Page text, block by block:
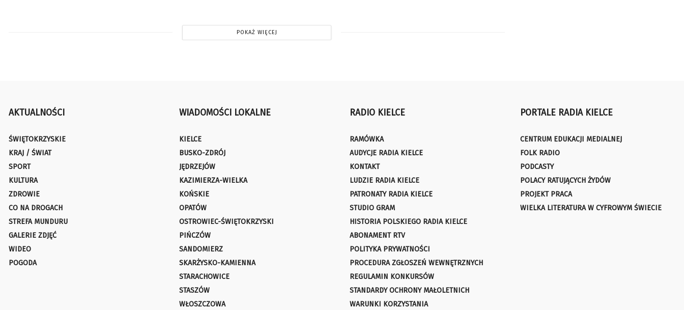
POKAŻ WIĘCEJ
AKTUALNOŚCI
ŚWIĘTOKRZYSKIE
KRAJ / ŚWIAT
SPORT
KULTURA
ZDROWIE
CO NA DROGACH
STREFA MUNDURU
GALERIE ZDJĘĆ
WIDEO
POGODA
WIADOMOŚCI LOKALNE
KIELCE
BUSKO-ZDRÓJ
JĘDRZEJÓW
KAZIMIERZA-WIELKA
KOŃSKIE
OPATÓW
OSTROWIEC-ŚWIĘTOKRZYSKI
PIŃCZÓW
SANDOMIERZ
SKARŻYSKO-KAMIENNA
STARACHOWICE
STASZÓW
WŁOSZCZOWA
RADIO KIELCE
RAMÓWKA
AUDYCJE RADIA KIELCE
KONTAKT
LUDZIE RADIA KIELCE
PATRONATY RADIA KIELCE
STUDIO GRAM
HISTORIA POLSKIEGO RADIA KIELCE
ABONAMENT RTV
POLITYKA PRYWATNOŚCI
PROCEDURA ZGŁOSZEŃ WEWNĘTRZNYCH
REGULAMIN KONKURSÓW
STANDARDY OCHRONY MAŁOLETNICH
WARUNKI KORZYSTANIA
PORTALE RADIA KIELCE
CENTRUM EDUKACJI MEDIALNEJ
FOLK RADIO
PODCASTY
POLACY RATUJĄCYCH ŻYDÓW
PROJEKT PRACA
WIELKA LITERATURA W CYFROWYM ŚWIECIE